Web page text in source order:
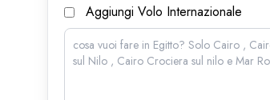
Aggiungi Volo Internazionale